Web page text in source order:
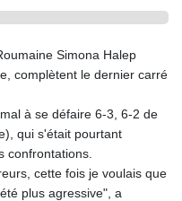
Simona Halep
complètent le dernier carré
à se défaire 6-3, 6-2 de
qui s'était pourtant
confrontations.
cette fois je voulais que
plus agressive", a